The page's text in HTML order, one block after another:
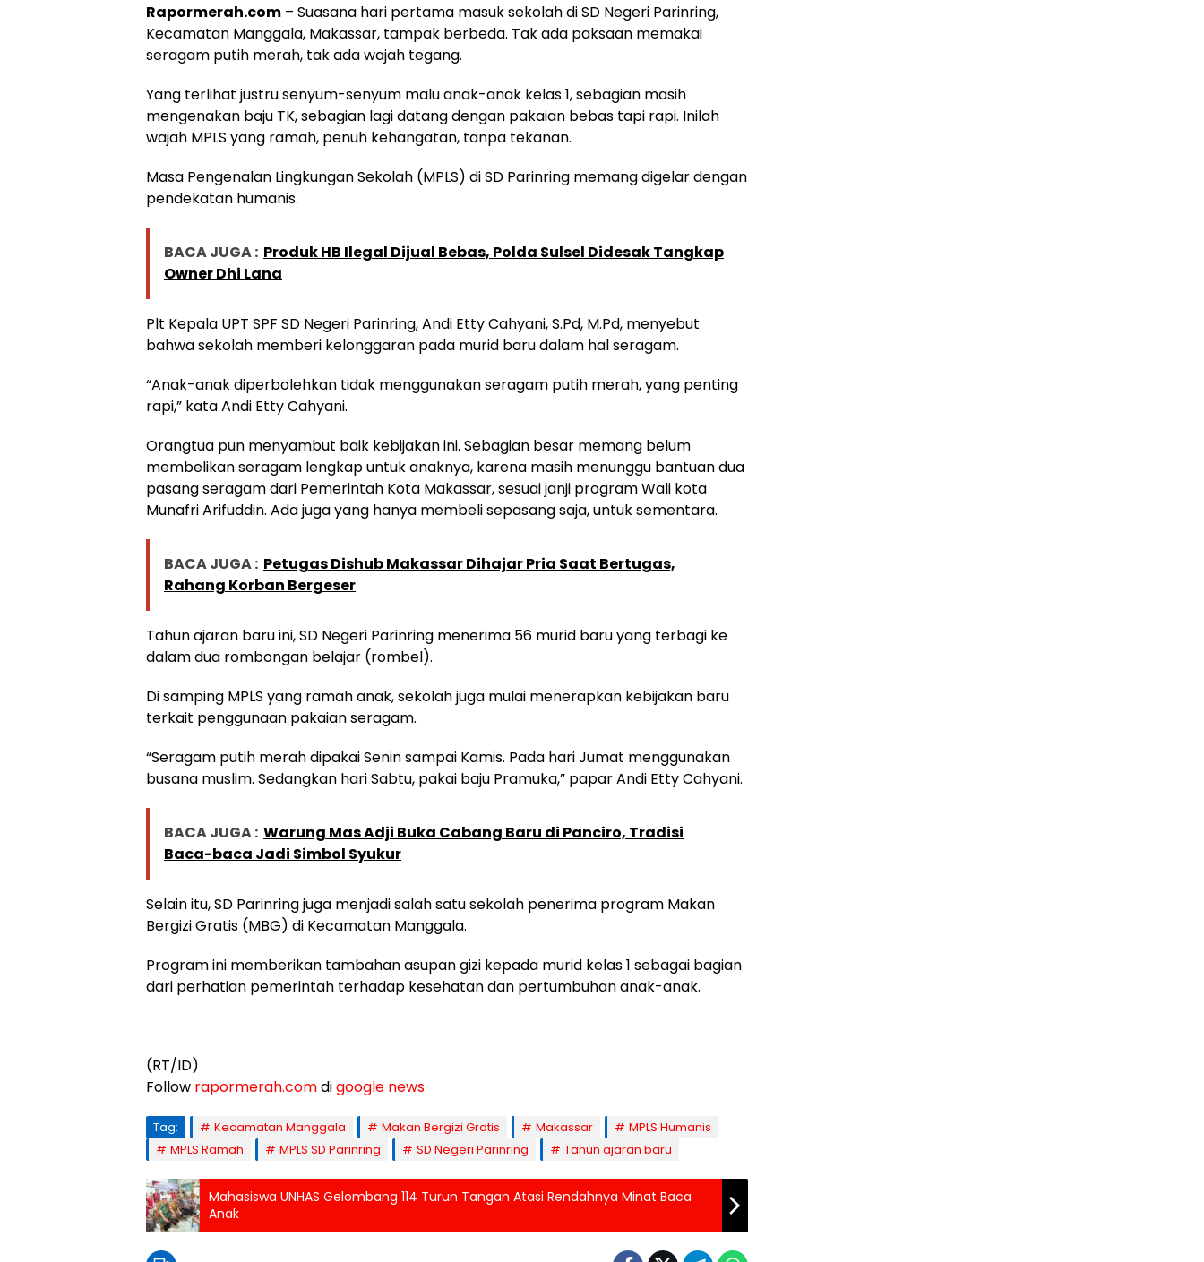
Rapormerah.com – Suasana hari pertama masuk sekolah di SD Negeri Parinring,
Kecamatan Manggala, Makassar, tampak berbeda. Tak ada paksaan memakai
seragam putih merah, tak ada wajah tegang.
Yang terlihat justru senyum-senyum malu anak-anak kelas 1, sebagian masih
mengenakan baju TK, sebagian lagi datang dengan pakaian bebas tapi rapi. Inilah
wajah MPLS yang ramah, penuh kehangatan, tanpa tekanan.
Masa Pengenalan Lingkungan Sekolah (MPLS) di SD Parinring memang digelar dengan
pendekatan humanis.
BACA JUGA : Produk HB Ilegal Dijual Bebas, Polda Sulsel Didesak Tangkap
Owner Dhi Lana
Plt Kepala UPT SPF SD Negeri Parinring, Andi Etty Cahyani, S.Pd, M.Pd, menyebut
bahwa sekolah memberi kelonggaran pada murid baru dalam hal seragam.
“Anak-anak diperbolehkan tidak menggunakan seragam putih merah, yang penting
rapi,” kata Andi Etty Cahyani.
Orangtua pun menyambut baik kebijakan ini. Sebagian besar memang belum
membelikan seragam lengkap untuk anaknya, karena masih menunggu bantuan dua
pasang seragam dari Pemerintah Kota Makassar, sesuai janji program Wali kota
Munafri Arifuddin. Ada juga yang hanya membeli sepasang saja, untuk sementara.
BACA JUGA : Petugas Dishub Makassar Dihajar Pria Saat Bertugas,
Rahang Korban Bergeser
Tahun ajaran baru ini, SD Negeri Parinring menerima 56 murid baru yang terbagi ke
dalam dua rombongan belajar (rombel).
Di samping MPLS yang ramah anak, sekolah juga mulai menerapkan kebijakan baru
terkait penggunaan pakaian seragam.
“Seragam putih merah dipakai Senin sampai Kamis. Pada hari Jumat menggunakan
busana muslim. Sedangkan hari Sabtu, pakai baju Pramuka,” papar Andi Etty Cahyani.
BACA JUGA : Warung Mas Adji Buka Cabang Baru di Panciro, Tradisi
Baca-baca Jadi Simbol Syukur
Selain itu, SD Parinring juga menjadi salah satu sekolah penerima program Makan
Bergizi Gratis (MBG) di Kecamatan Manggala.
Program ini memberikan tambahan asupan gizi kepada murid kelas 1 sebagai bagian
dari perhatian pemerintah terhadap kesehatan dan pertumbuhan anak-anak.
(RT/ID)
Follow rapormerah.comdigoogle news
Tag: Kecamatan Manggala Makan Bergizi Gratis Makassar
MPLS Humanis
MPLS Ramah
MPLS SD Parinring SD Negeri Parinring Tahun ajaran baru
Mahasiswa UNHAS Gelombang 114 Turun Tangan Atasi Rendahnya Minat Baca
Anak